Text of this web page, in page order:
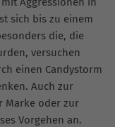
sich bis zu einem
die, die
versuchen
einen Candystorm
Auch zur
Marke oder zur
Vorgehen an.